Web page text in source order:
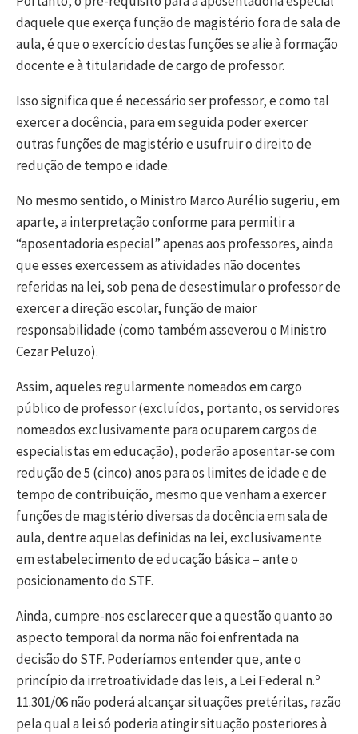
daquele que exerça função de magistério fora de sala de
aula, é que o exercício destas funções se alie à formação
docente e à titularidade de cargo de professor.
Isso significa que é necessário ser professor, e como tal
exercer a docência, para em seguida poder exercer
outras funções de magistério e usufruir o direito de
redução de tempo e idade.
No mesmo sentido, o Ministro Marco Aurélio sugeriu, em
aparte, a interpretação conforme para permitir a
“aposentadoria especial” apenas aos professores, ainda
que esses exercessem as atividades não docentes
referidas na lei, sob pena de desestimular o professor de
exercer a direção escolar, função de maior
responsabilidade (como também asseverou o Ministro
Cezar Peluzo).
Assim, aqueles regularmente nomeados em cargo
público de professor (excluídos, portanto, os servidores
nomeados exclusivamente para ocuparem cargos de
especialistas em educação), poderão aposentar-se com
redução de 5 (cinco) anos para os limites de idade e de
tempo de contribuição, mesmo que venham a exercer
funções de magistério diversas da docência em sala de
aula, dentre aquelas definidas na lei, exclusivamente
em estabelecimento de educação básica – ante o
posicionamento do STF.
Ainda, cumpre-nos esclarecer que a questão quanto ao
aspecto temporal da norma não foi enfrentada na
decisão do STF. Poderíamos entender que, ante o
princípio da irretroatividade das leis, a Lei Federal n.º
11.301/06 não poderá alcançar situações pretéritas, razão
pela qual a lei só poderia atingir situação posteriores à